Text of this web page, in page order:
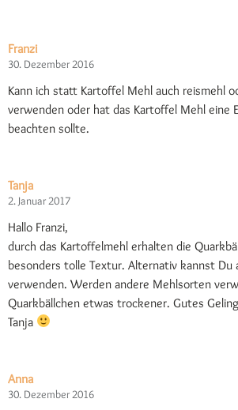
Franzi
30. Dezember 2016
Kann ich statt Kartoffel Mehl auch reismehl
verwenden oder hat das Kartoffel Mehl eine
beachten sollte.
Tanja
2. Januar 2017
Hallo Franzi,
durch das Kartoffelmehl erhalten die
besonders tolle Textur. Alternativ kannst Du
verwenden. Werden andere Mehlsorten
Quarkbällchen etwas trockener. Gutes
Tanja
Anna
30. Dezember 2016